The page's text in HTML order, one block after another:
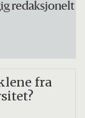
redaksjonelt
fra